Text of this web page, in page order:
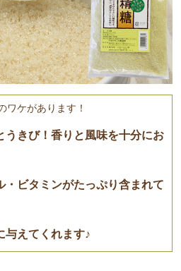
ワケがあります！
うきび！香りと風味を十分にお
・ビタミンがたっぷり含まれて
与えてくれます♪